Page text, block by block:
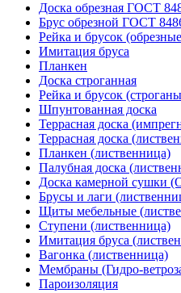
Доска обрезная ГОСТ
Брус обрезной ГОСТ
Рейка и брусок
Имитация бруса
Планкен
Доска строганная
Рейка и брусок
Шпунтованная доска
Террасная доска
Террасная доска
Планкен (лиственница)
Палубная доска
Доска камерной сушки
Брусы и лаги
Щиты мебельные
Ступени (лиственница)
Имитация бруса
Вагонка (лиственница)
Мембраны (Гидро-
Пароизоляция